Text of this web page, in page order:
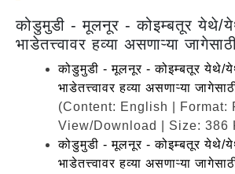
कोडुमुडी - मूलनूर - कोइम्बतूर येथे/
भाडेतत्त्वावर हव्या असणाऱ्या
कोडुमुडी - मूलनूर - कोइम्बतूर येथे/
भाडेतत्त्वावर हव्या असणाऱ्या
(Content: English | Format:
View/Download | Size: 386
कोडुमुडी - मूलनूर - कोइम्बतूर येथे/
भाडेतत्त्वावर हव्या असणाऱ्या